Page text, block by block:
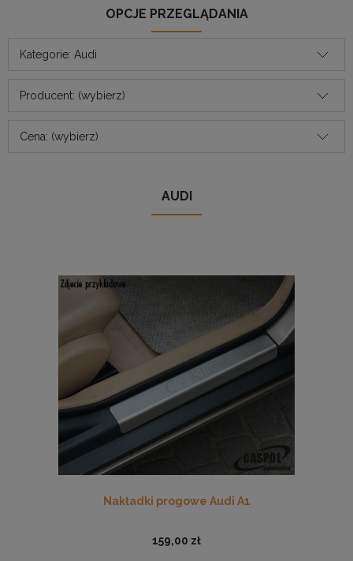
OPCJE PRZEGLĄDANIA
Kategorie: Audi
Producent: (wybierz)
Cena: (wybierz)
AUDI
Nakładki progowe Audi A1
159,00 zł